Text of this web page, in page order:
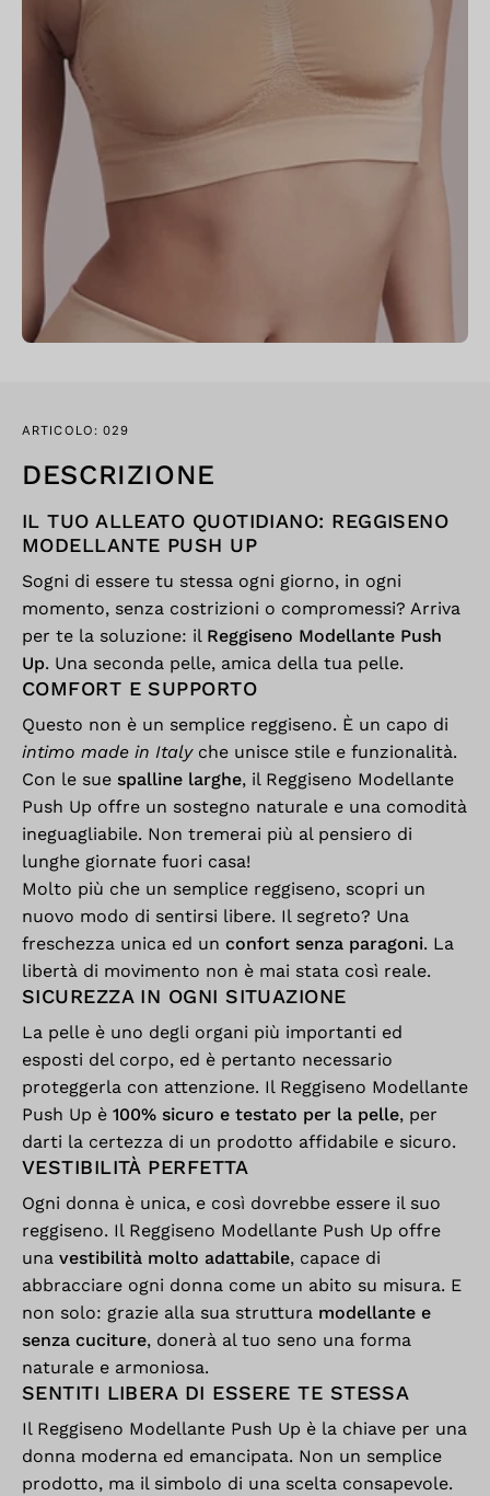
ARTICOLO: 029
DESCRIZIONE
IL TUO ALLEATO QUOTIDIANO: REGGISENO
MODELLANTE PUSH UP
Sogni di essere tu stessa ogni giorno, in ogni
momento, senza costrizioni o compromessi? Arriva
per te la soluzione: il Reggiseno Modellante Push
Up. Una seconda pelle, amica della tua pelle.
COMFORT E SUPPORTO
Questo non è un semplice reggiseno. È un capo di
intimo made in Italyche unisce stile e funzionalità.
Con le sue spalline larghe, il Reggiseno Modellante
Push Up offre un sostegno naturale e una comodità
ineguagliabile. Non tremerai più al pensiero di
lunghe giornate fuori casa!
Molto più che un semplice reggiseno, scopri un
nuovo modo di sentirsi libere. Il segreto? Una
freschezza unica ed un confort senza paragoni. La
libertà di movimento non è mai stata così reale.
SICUREZZA IN OGNI SITUAZIONE
La pelle è uno degli organi più importanti ed
esposti del corpo, ed è pertanto necessario
proteggerla con attenzione. Il Reggiseno Modellante
Push Up è 100% sicuro e testato per la pelle, per
darti la certezza di un prodotto affidabile e sicuro.
VESTIBILITÀ PERFETTA
Ogni donna è unica, e così dovrebbe essere il suo
reggiseno. Il Reggiseno Modellante Push Up offre
una vestibilità molto adattabile, capace di
abbracciare ogni donna come un abito su misura. E
non solo: grazie alla sua struttura modellante e
senza cuciture, donerà al tuo seno una forma
naturale e armoniosa.
SENTITI LIBERA DI ESSERE TE STESSA
Il Reggiseno Modellante Push Up è la chiave per una
donna moderna ed emancipata. Non un semplice
prodotto, ma il simbolo di una scelta consapevole.